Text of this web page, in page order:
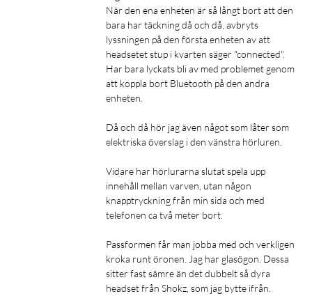
Upp till 32 timmars batteritid
Örlurarna erbjuder upp till 8 timmars speltid, och med
fodralet får du ytterligare 24 timmar. Det betyder att du kan
lyssna i timmar utan att behöva oroa dig för laddning. Om du
med bara 10 minuters laddning.
Högtalarstorlek: 18x11 mm
Högtalarkänslighet vid 1kHz/1mW: 86 dB
När den ena enheten är så långt bort att den
bara har täckning då och då, avbryts
lyssningen på den första enheten av att
headsetet stup i kvarten säger "connected".
Har bara lyckats bli av med problemet genom
att koppla bort Bluetooth på den andra
enheten.
Då och då hör jag även något som låter som
elektriska överslag i den vänstra hörluren.
Vidare har hörlurarna slutat spela upp
innehåll mellan varven, utan någon
knapptryckning från min sida och med
telefonen ca två meter bort.
Passformen får man jobba med och verkligen
kroka runt öronen. Jag har glasögon. Dessa
sitter fast sämre än det dubbelt så dyra
headset från Shokz, som jag bytte ifrån.